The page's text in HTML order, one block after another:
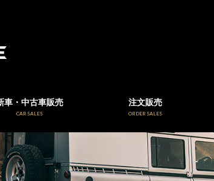
車・中古車販売
CAR SALES
注文販売
ORDER SALES